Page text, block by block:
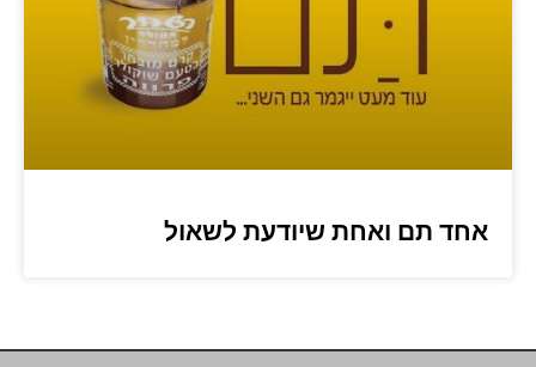
אחד תם ואחת שיודעת לשאול